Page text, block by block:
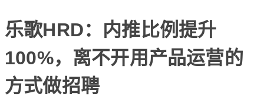
乐歌HRD：内推比例提升
100%，离不开用产品运营的
方式做招聘